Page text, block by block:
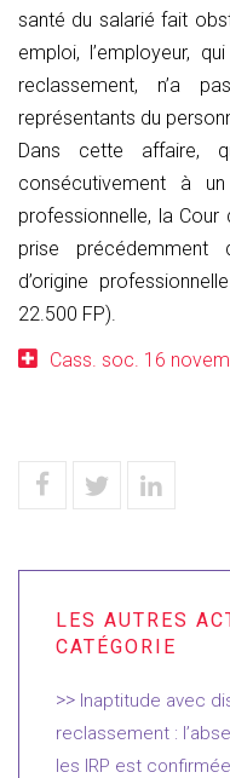
santé du salarié fait
emploi, l’employeur,
reclassement, n’a
représentants du
Dans cette affaire,
consécutivement à
professionnelle, la
prise précédemment
d’origine
22.500 FP).
Cass. soc. 16
Inaptitude avec
reclassement :
les IRP est confirmée